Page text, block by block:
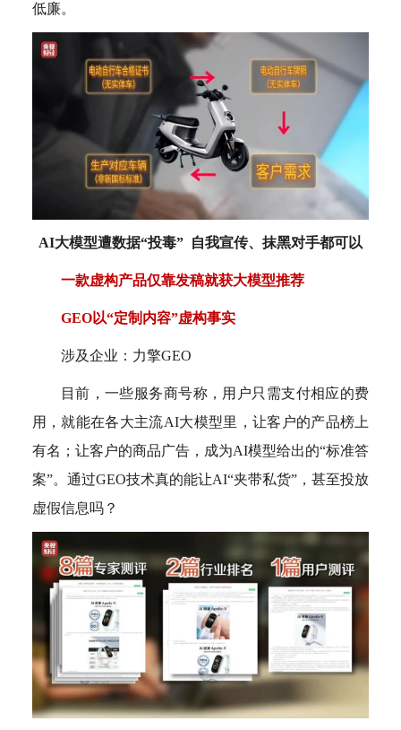
低廉。
AI大模型遭数据“投毒” 自我宣传、抹黑对手都可以
一款虚构产品仅靠发稿就获大模型推荐
GEO以“定制内容”虚构事实
涉及企业：力擎GEO
目前，一些服务商号称，用户只需支付相应的费
用，就能在各大主流AI大模型里，让客户的产品榜上
有名；让客户的商品广告，成为AI模型给出的“标准答
案”。通过GEO技术真的能让AI“夹带私货”，甚至投放
虚假信息吗？